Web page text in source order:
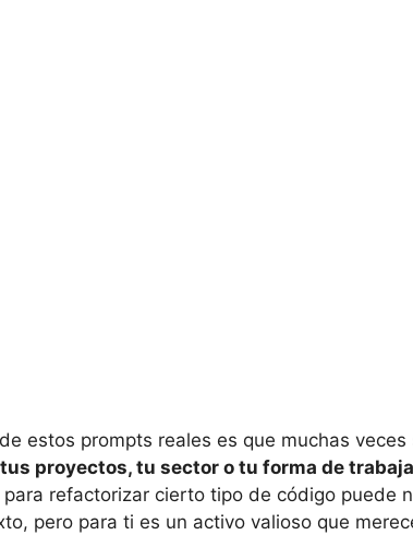
estos prompts reales es que muchas veces
proyectos, tu sector o tu forma de
refactorizar cierto tipo de código puede
pero para ti es un activo valioso que